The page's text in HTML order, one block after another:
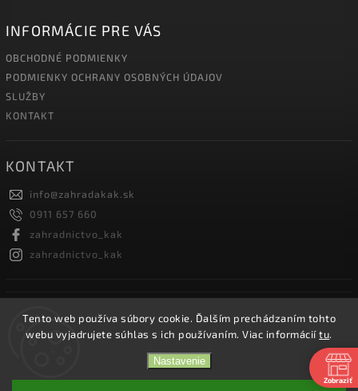
Tento web používa súbory cookie. Ďalším prechádzaním tohto
webu vyjadrujete súhlas s ich používaním. Viac informáciítu.
Nastavenie
INFORMÁCIE PRE VÁS
OBCHODNÉ PODMIENKY
PODMIENKY OCHRANY OSOBNÝCH ÚDAJOV
SLUŽBY
KONTAKT
KONTAKT
info@zahradakak.sk
0911 657 660
zahradnictvo_kak
zahradnictvo_kak
FACEBOOK
. Všetky práva vyhradené.
Zobraziť